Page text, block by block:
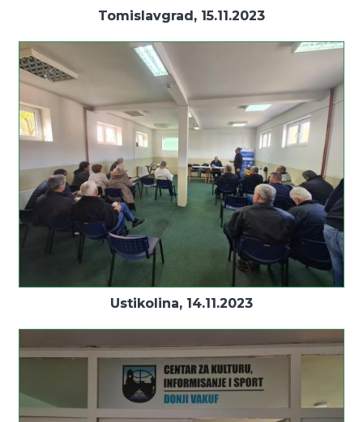
Tomislavgrad, 15.11.2023
Ustikolina, 14.11.2023